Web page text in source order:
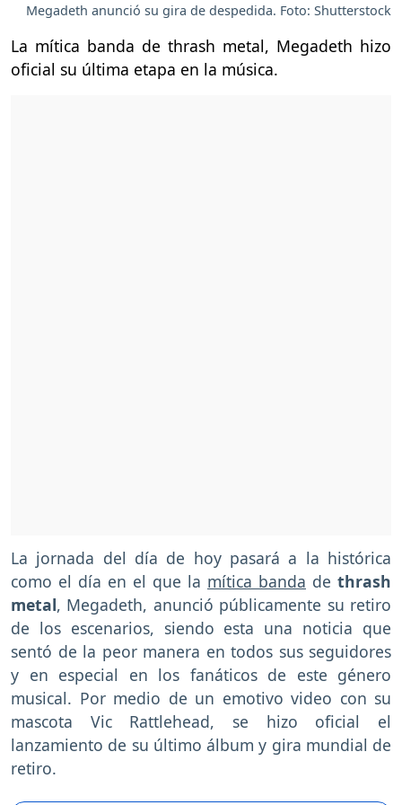
Megadeth anunció su gira de despedida. Foto: Shutterstock
La mítica banda de thrash metal, Megadeth hizo
oficial su última etapa en la música.
La jornada del día de hoy pasará a la histórica
como el día en el que la mítica banda de thrash
metal, Megadeth, anunció públicamente su retiro
de los escenarios, siendo esta una noticia que
sentó de la peor manera en todos sus seguidores
y en especial en los fanáticos de este género
musical. Por medio de un emotivo video con su
mascota Vic Rattlehead, se hizo oficial el
lanzamiento de su último álbum y gira mundial de
retiro.